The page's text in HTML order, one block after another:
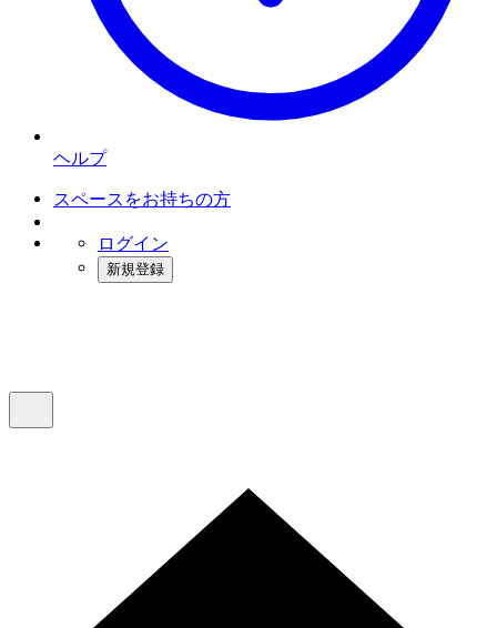
ヘルプ
スペースをお持ちの方
ログイン
新規登録